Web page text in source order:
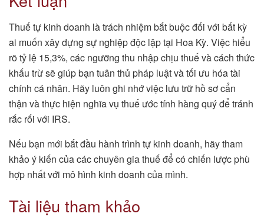
Thuế tự kinh doanh là trách nhiệm bắt buộc đối với bất kỳ
ai muốn xây dựng sự nghiệp độc lập tại Hoa Kỳ. Việc hiểu
rõ tỷ lệ 15,3%, các ngưỡng thu nhập chịu thuế và cách thức
khấu trừ sẽ giúp bạn tuân thủ pháp luật và tối ưu hóa tài
chính cá nhân. Hãy luôn ghi nhớ việc lưu trữ hồ sơ cẩn
thận và thực hiện nghĩa vụ thuế ước tính hàng quý để tránh
rắc rối với IRS.
Nếu bạn mới bắt đầu hành trình tự kinh doanh, hãy tham
khảo ý kiến của các chuyên gia thuế để có chiến lược phù
hợp nhất với mô hình kinh doanh của mình.
Tài liệu tham khảo